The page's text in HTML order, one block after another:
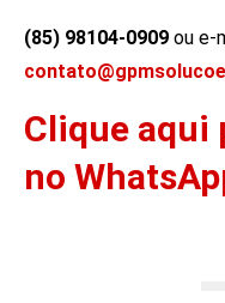
(85) 98104-0909 ou e-
Clique aqui
no